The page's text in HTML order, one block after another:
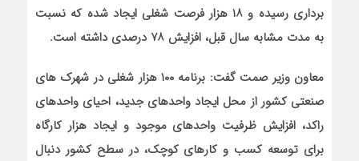
برداری رسیده و ۱۸ هزار فرصت شغلی ایجاد شده که نسبت
به مدت مشابه سال قبل، افزایش ۷۸ درصدی داشته است.
معاون وزیر صمت گفت: برنامه ۱۰۰ هزار شغلی در شهرک های
صنعتی کشور از محل ایجاد واحدهای جدید، احیای واحدهای
راکد، افزایش ظرفیت واحدهای موجود و ایجاد هزار کارگاه
برای توسعه کسب و کارهای کوچک، در سطح کشور دنبال